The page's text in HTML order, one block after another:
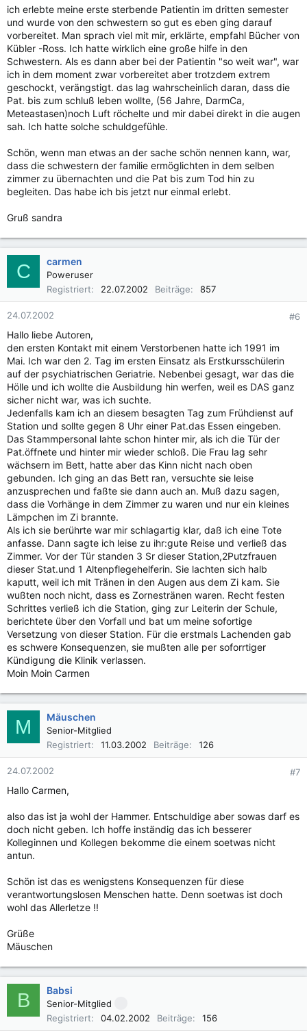
ich erlebte meine erste sterbende Patientin im dritten semester
und wurde von den schwestern so gut es eben ging darauf
vorbereitet. Man sprach viel mit mir, erklärte, empfahl Bücher von
Kübler -Ross. Ich hatte wirklich eine große hilfe in den
Schwestern. Als es dann aber bei der Patientin "so weit war", war
ich in dem moment zwar vorbereitet aber trotzdem extrem
geschockt, verängstigt. das lag wahrscheinlich daran, dass die
Pat. bis zum schluß leben wollte, (56 Jahre, DarmCa,
Meteastasen)noch Luft röchelte und mir dabei direkt in die augen
sah. Ich hatte solche schuldgefühle.
Schön, wenn man etwas an der sache schön nennen kann, war,
dass die schwestern der familie ermöglichten in dem selben
zimmer zu übernachten und die Pat bis zum Tod hin zu
begleiten. Das habe ich bis jetzt nur einmal erlebt.
Gruß sandra
C carmen
Poweruser
Registriert
22.07.2002 Beiträge 857
24.07.2002 #6
Hallo liebe Autoren,
den ersten Kontakt mit einem Verstorbenen hatte ich 1991 im
Mai. Ich war den 2. Tag im ersten Einsatz als Erstkursschülerin
auf der psychiatrischen Geriatrie. Nebenbei gesagt, war das die
Hölle und ich wollte die Ausbildung hin werfen, weil es DAS ganz
sicher nicht war, was ich suchte.
Jedenfalls kam ich an diesem besagten Tag zum Frühdienst auf
Station und sollte gegen 8 Uhr einer Pat.das Essen eingeben.
Das Stammpersonal lahte schon hinter mir, als ich die Tür der
Pat.öffnete und hinter mir wieder schloß. Die Frau lag sehr
wächsern im Bett, hatte aber das Kinn nicht nach oben
gebunden. Ich ging an das Bett ran, versuchte sie leise
anzusprechen und faßte sie dann auch an. Muß dazu sagen,
dass die Vorhänge in dem Zimmer zu waren und nur ein kleines
Lämpchen im Zi brannte.
Als ich sie berührte war mir schlagartig klar, daß ich eine Tote
anfasse. Dann sagte ich leise zu ihr:gute Reise und verließ das
Zimmer. Vor der Tür standen 3 Sr dieser Station,2Putzfrauen
dieser Stat.und 1 Altenpflegehelferin. Sie lachten sich halb
kaputt, weil ich mit Tränen in den Augen aus dem Zi kam. Sie
wußten noch nicht, dass es Zornestränen waren. Recht festen
Schrittes verließ ich die Station, ging zur Leiterin der Schule,
berichtete über den Vorfall und bat um meine sofortige
Versetzung von dieser Station. Für die erstmals Lachenden gab
es schwere Konsequenzen, sie mußten alle per soforrtiger
Kündigung die Klinik verlassen.
Moin Moin Carmen
M Mäuschen
Senior-Mitglied
Registriert
11.03.2002 Beiträge 126
24.07.2002 #7
Hallo Carmen,
also das ist ja wohl der Hammer. Entschuldige aber sowas darf es
doch nicht geben. Ich hoffe inständig das ich besserer
Kolleginnen und Kollegen bekomme die einem soetwas nicht
antun.
Schön ist das es wenigstens Konsequenzen für diese
verantwortungslosen Menschen hatte. Denn soetwas ist doch
wohl das Allerletze !!
Grüße
Mäuschen
B Babsi
Senior-Mitglied
Registriert
04.02.2002 Beiträge 156